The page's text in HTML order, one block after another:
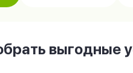
выгодные